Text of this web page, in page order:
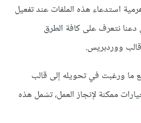
استدعاء هذه الملفات عند تفعيل
نتعرف على كافة الطرق
ووردبريس.
ما ورغبت في تحويله إلى قالب
ممكنة لإنجاز العمل، تشمل هذه